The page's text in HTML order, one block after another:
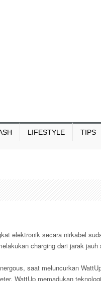
LIFESTYLE TIPS
elektronik secara nirkabel
charging dari jarak jauh
saat meluncurkan
WattUp memadukan